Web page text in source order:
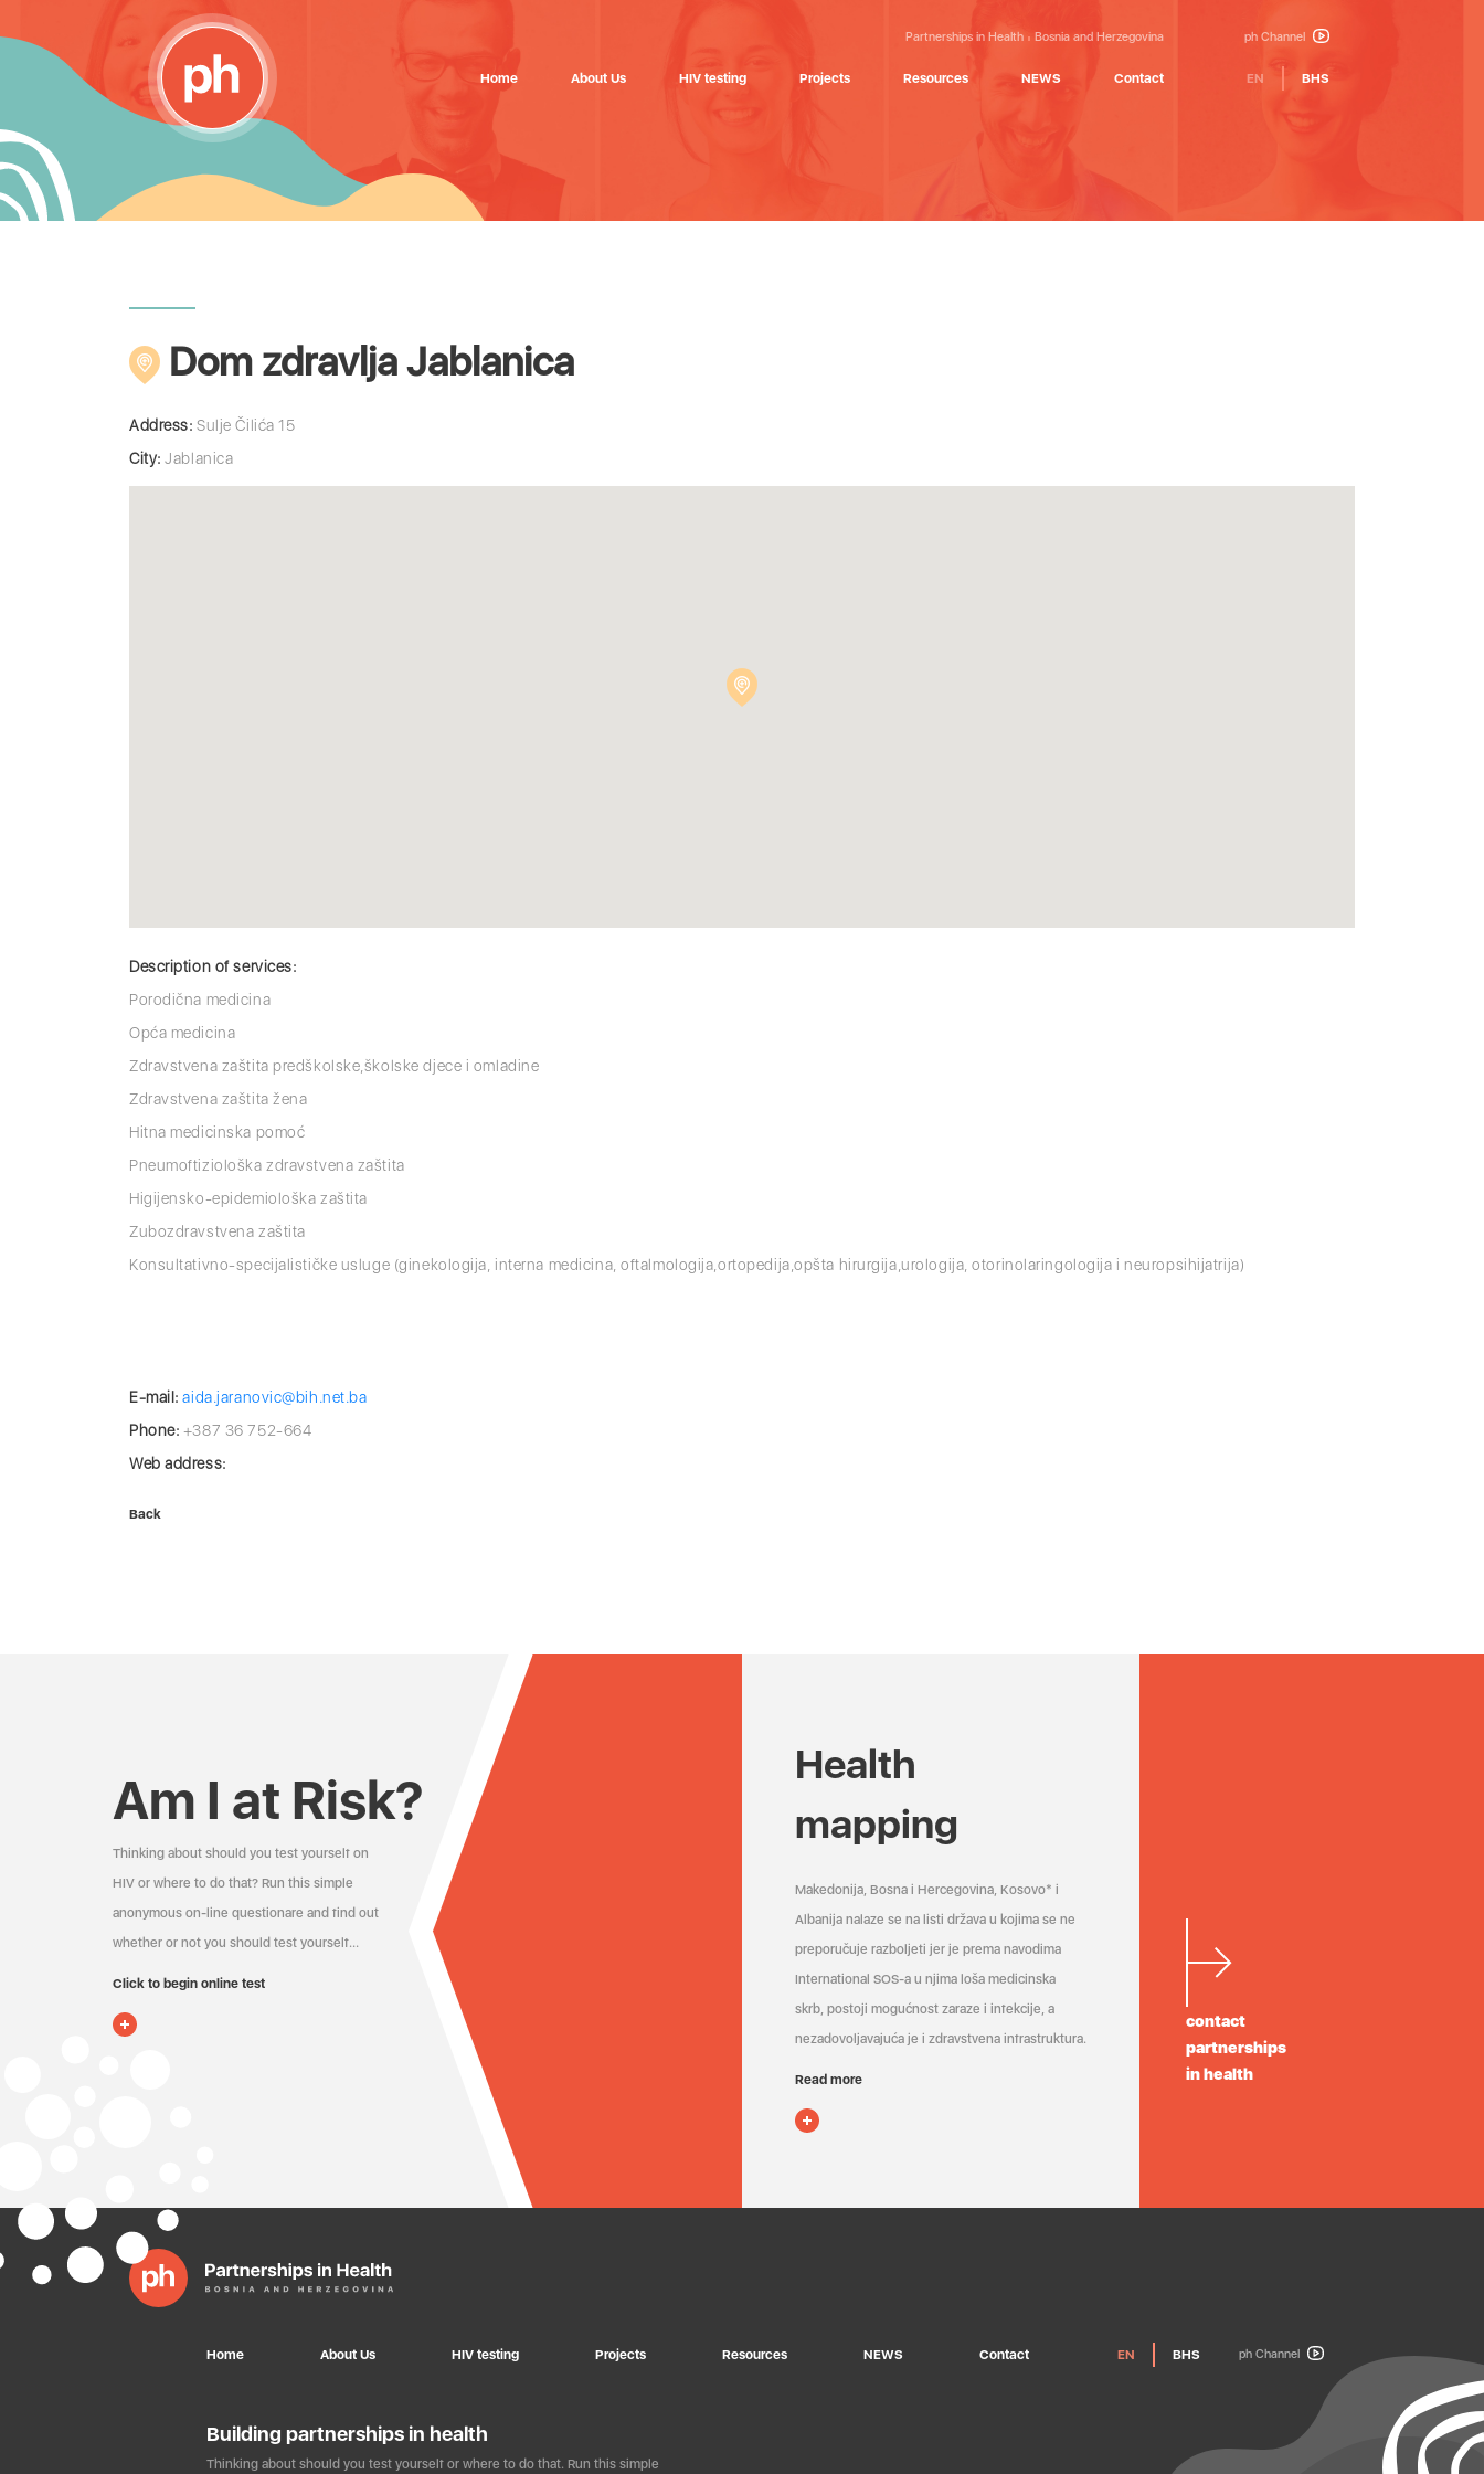
Partnerships in Health Bosnia and Herzegovina ph Channel
Home About Us HIV testing Projects Resources NEWS Contact EN BHS
Dom zdravlja Jablanica
Address: Sulje Čilića 15
City: Jablanica
Description of services:
Porodična medicina
Opća medicina
Zdravstvena zaštita predškolske,školske djece i omladine
Zdravstvena zaštita žena
Hitna medicinska pomoć
Pneumoftiziološka zdravstvena zaštita
Higijensko-epidemiološka zaštita
Zubozdravstvena zaštita
Konsultativno-specijalističke usluge (ginekologija, interna medicina, oftalmologija,ortopedija,opšta hirurgija,urologija, otorinolaringologija i neuropsihijatrija)
E-mail: aida.jaranovic@bih.net.ba
Phone: +387 36 752-664
Web address:
Back
Am I at Risk?
Thinking about should you test yourself on
HIV or where to do that? Run this simple
anonymous on-line questionare and find out
whether or not you should test yourself…
Click to begin online test
Health
mapping
Makedonija, Bosna i Hercegovina, Kosovo* i
Albanija nalaze se na listi država u kojima se ne
preporučuje razboljeti jer je prema navodima
International SOS-a u njima loša medicinska
skrb, postoji mogućnost zaraze i infekcije, a
nezadovoljavajuća je i zdravstvena infrastruktura.
Read more
contact
partnerships
in health
Home About Us HIV testing Projects Resources NEWS Contact ph Channel
EN BHS
Building partnerships in health
Thinking about should you test yourself or where to do that. Run this simple